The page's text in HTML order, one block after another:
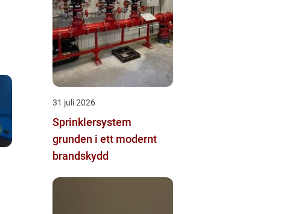
31 juli 2026
Sprinklersystem
grunden i ett modernt
brandskydd